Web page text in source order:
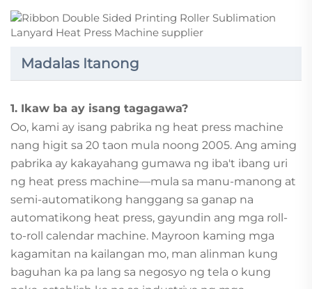
Madalas Itanong
1. Ikaw ba ay isang tagagawa?
Oo, kami ay isang pabrika ng heat press machine
nang higit sa 20 taon mula noong 2005. Ang aming
pabrika ay kakayahang gumawa ng iba't ibang uri
ng heat press machine—mula sa manu-manong at
semi-automatikong hanggang sa ganap na
automatikong heat press, gayundin ang mga roll-
to-roll calendar machine. Mayroon kaming mga
kagamitan na kailangan mo, man alinman kung
baguhan ka pa lang sa negosyo ng tela o kung